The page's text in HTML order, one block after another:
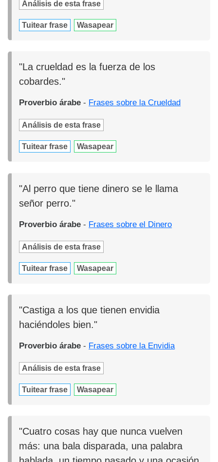
Análisis de esta frase
Tuitear frase Wasapear
"La crueldad es la fuerza de los
cobardes."
Proverbio árabe - Frases sobre la Crueldad
Análisis de esta frase
Tuitear frase Wasapear
"Al perro que tiene dinero se le llama
señor perro."
Proverbio árabe - Frases sobre el Dinero
Análisis de esta frase
Tuitear frase Wasapear
"Castiga a los que tienen envidia
haciéndoles bien."
Proverbio árabe - Frases sobre la Envidia
Análisis de esta frase
Tuitear frase Wasapear
"Cuatro cosas hay que nunca vuelven
más: una bala disparada, una palabra